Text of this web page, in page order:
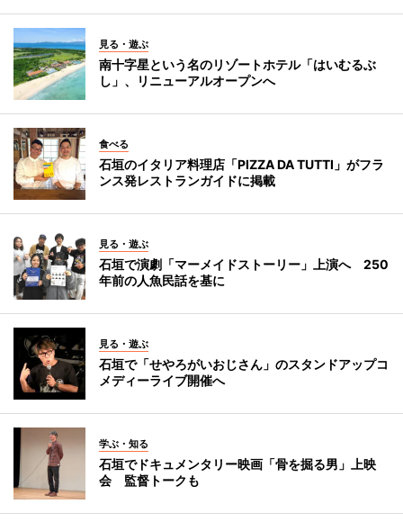
見る・遊ぶ
南十字星という名のリゾートホテル「はいむるぶ
し」、リニューアルオープンへ
食べる
石垣のイタリア料理店「PIZZA DA TUTTI」がフラ
ンス発レストランガイドに掲載
見る・遊ぶ
石垣で演劇「マーメイドストーリー」上演へ 250
年前の人魚民話を基に
見る・遊ぶ
石垣で「せやろがいおじさん」のスタンドアップコ
メディーライブ開催へ
学ぶ・知る
石垣でドキュメンタリー映画「骨を掘る男」上映
会 監督トークも